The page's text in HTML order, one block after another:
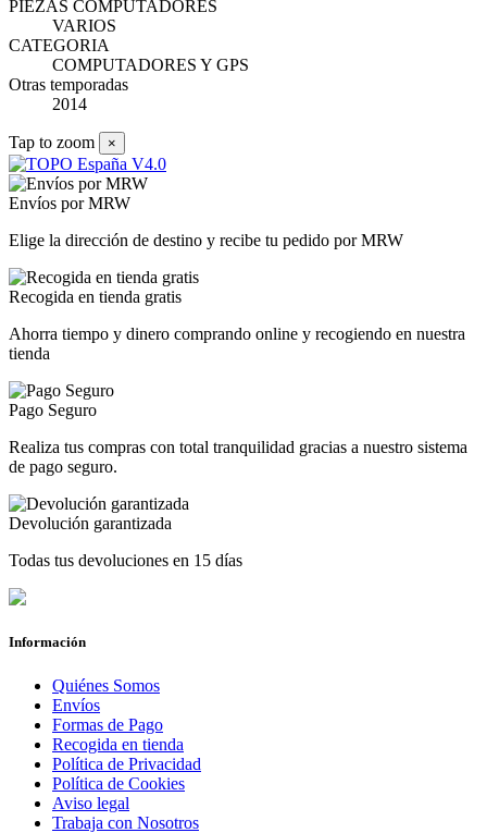
PIEZAS COMPUTADORES
VARIOS
CATEGORIA
COMPUTADORES Y GPS
Otras temporadas
2014
Tap to zoom ×
Envíos por MRW
Elige la dirección de destino y recibe tu pedido por MRW
Recogida en tienda gratis
Ahorra tiempo y dinero comprando online y recogiendo en nuestra
tienda
Pago Seguro
Realiza tus compras con total tranquilidad gracias a nuestro sistema
de pago seguro.
Devolución garantizada
Todas tus devoluciones en 15 días
Información
Quiénes Somos
Envíos
Formas de Pago
Recogida en tienda
Política de Privacidad
Política de Cookies
Aviso legal
Trabaja con Nosotros